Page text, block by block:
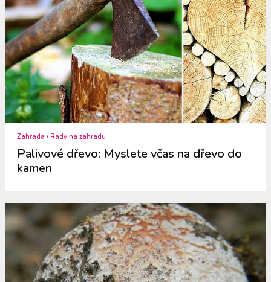
Zahrada /Rady na zahradu
Palivové dřevo: Myslete včas na dřevo do
kamen